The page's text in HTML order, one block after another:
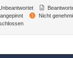
Nicht